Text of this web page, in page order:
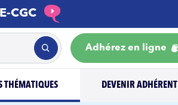
CGC
THÉMATIQUES DEVENIR ADHÉRENT
Adhérez en ligne